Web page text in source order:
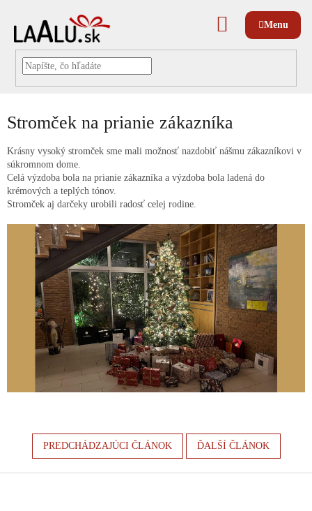
NÁKUPNÝ
KOŠÍK
Stromček na prianie zákazníka
Krásny vysoký stromček sme mali možnosť nazdobiť nášmu zákazníkovi v
súkromnom dome.
Celá výzdoba bola na prianie zákazníka a výzdoba bola ladená do
krémových a teplých tónov.
Stromček aj darčeky urobili radosť celej rodine.
PREDCHÁDZAJÚCI ČLÁNOK ĎALŠÍ ČLÁNOK